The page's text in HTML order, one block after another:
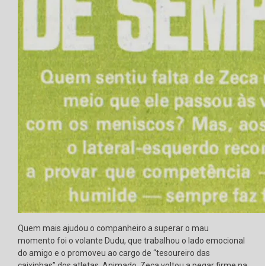
Quem mais ajudou o companheiro a superar o mau
momento foi o volante Dudu, que trabalhou o lado emocional
do amigo e o promoveu ao cargo de “tesoureiro das